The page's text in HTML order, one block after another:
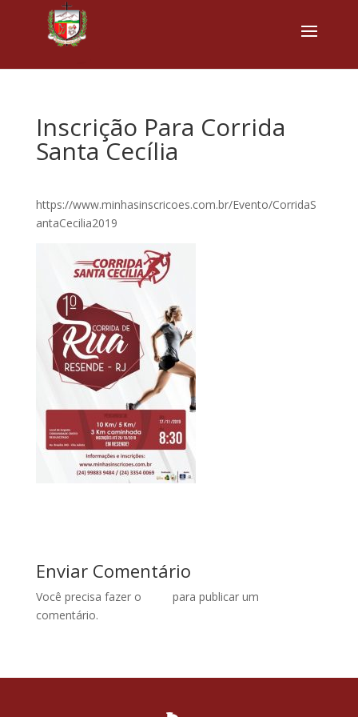
Inscrição Para Corrida
Santa Cecília
https://www.minhasinscricoes.com.br/Evento/CorridaS
antaCecilia2019
Enviar Comentário
Você precisa fazer o
para publicar um
comentário.